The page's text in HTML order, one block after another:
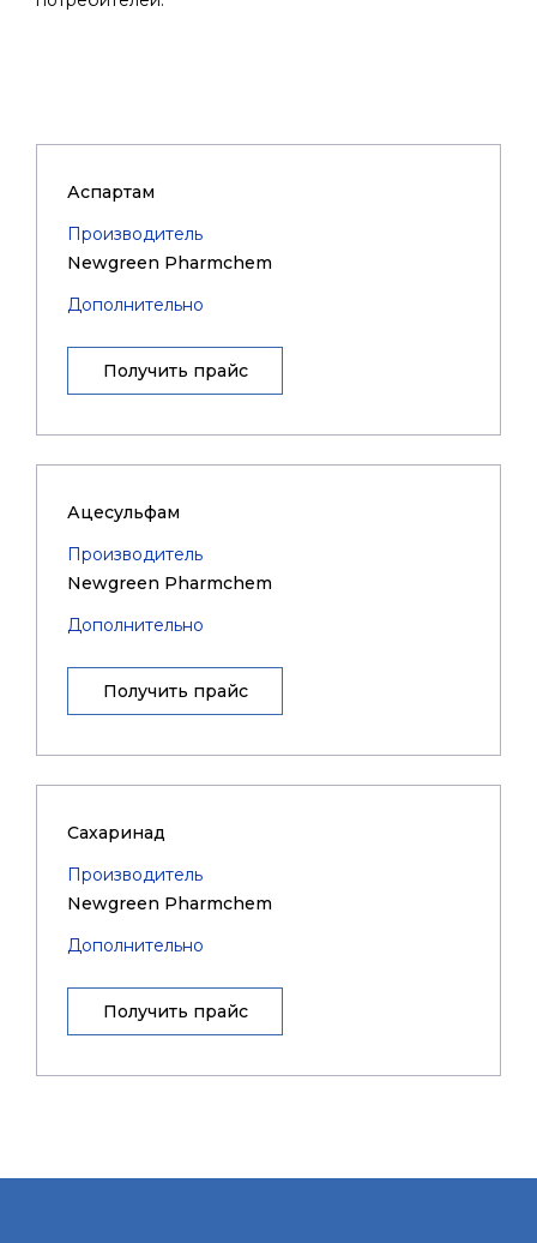
Аспартам
Производитель
Newgreen Pharmchem
Дополнительно
Получить прайс
Ацесульфам
Производитель
Newgreen Pharmchem
Дополнительно
Получить прайс
Сахаринад
Производитель
Newgreen Pharmchem
Дополнительно
Получить прайс